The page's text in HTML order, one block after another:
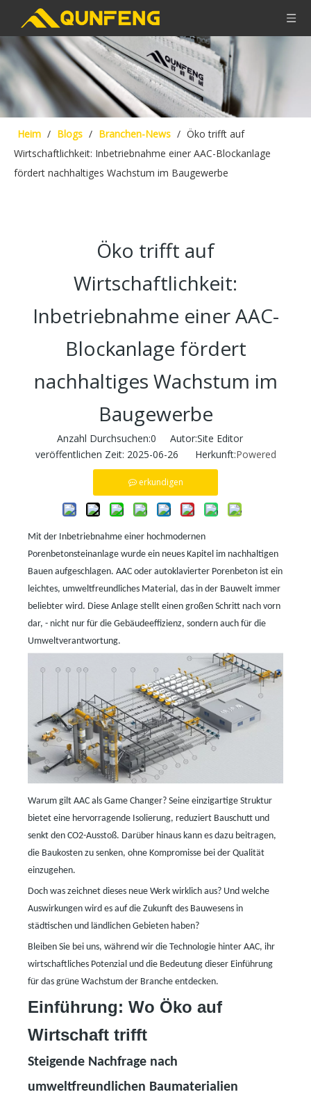
Heim / Blogs / Branchen-News / Öko trifft auf
Wirtschaftlichkeit: Inbetriebnahme einer AAC-Blockanlage
fördert nachhaltiges Wachstum im Baugewerbe
Öko trifft auf
Wirtschaftlichkeit:
Inbetriebnahme einer AAC-
Blockanlage fördert
nachhaltiges Wachstum im
Baugewerbe
Anzahl Durchsuchen:0 Autor:Site Editor
veröffentlichen Zeit: 2025-06-26 Herkunft:Powered
erkundigen
Mit der Inbetriebnahme einer hochmodernen
Porenbetonsteinanlage wurde ein neues Kapitel im nachhaltigen
Bauen aufgeschlagen. AAC oder autoklavierter Porenbeton ist ein
leichtes, umweltfreundliches Material, das in der Bauwelt immer
beliebter wird. Diese Anlage stellt einen großen Schritt nach vorn
dar, - nicht nur für die Gebäudeeffizienz, sondern auch für die
Umweltverantwortung.
Warum gilt AAC als Game Changer? Seine einzigartige Struktur
bietet eine hervorragende Isolierung, reduziert Bauschutt und
senkt den CO2-Ausstoß. Darüber hinaus kann es dazu beitragen,
die Baukosten zu senken, ohne Kompromisse bei der Qualität
einzugehen.
Doch was zeichnet dieses neue Werk wirklich aus? Und welche
Auswirkungen wird es auf die Zukunft des Bauwesens in
städtischen und ländlichen Gebieten haben?
Bleiben Sie bei uns, während wir die Technologie hinter AAC, ihr
wirtschaftliches Potenzial und die Bedeutung dieser Einführung
für das grüne Wachstum der Branche entdecken.
Einführung: Wo Öko auf
Wirtschaft trifft
Steigende Nachfrage nach
umweltfreundlichen Baumaterialien